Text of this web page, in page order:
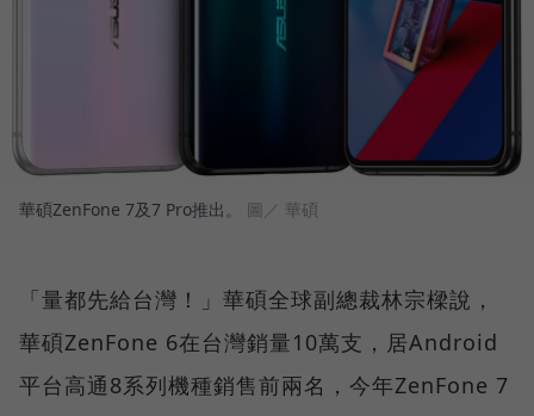
華碩ZenFone 7及7 Pro推出。 圖／ 華碩
「量都先給台灣！」華碩全球副總裁林宗樑說，
華碩ZenFone 6在台灣銷量10萬支，居Android
平台高通8系列機種銷售前兩名，今年ZenFone 7